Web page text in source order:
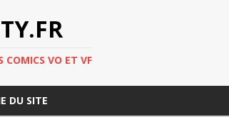
COMICS VO ET VF
DU SITE